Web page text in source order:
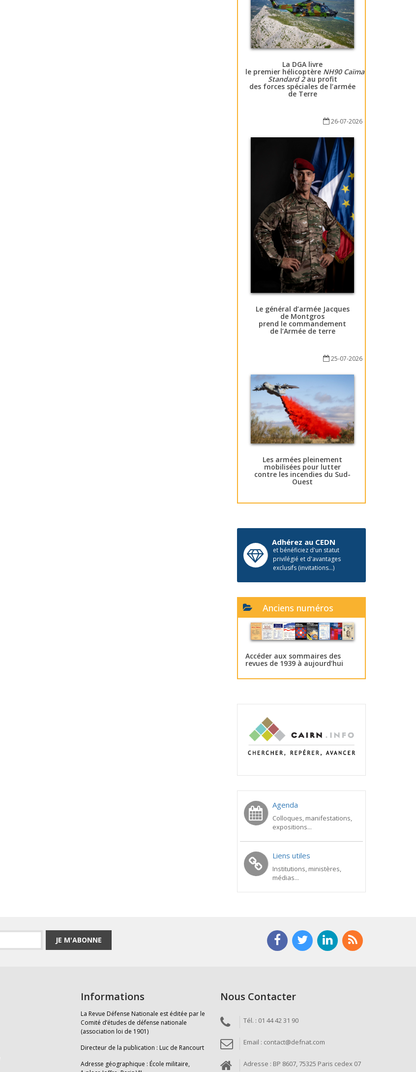
La DGA livre
le premier hélicoptère NH90 Caïman
Standard 2au profit
des forces spéciales de l’armée
de Terre
26-07-2026
Le général d’armée Jacques
de Montgros
prend le commandement
de l’Armée de terre
25-07-2026
Les armées pleinement
mobilisées pour lutter
contre les incendies du Sud-
Ouest
Adhérez au CEDN
et bénéficiez d'un statut
privilégié et d'avantages
exclusifs (invitations...)
Anciens numéros
Accéder aux sommaires des
revues de 1939 à aujourd’hui
Agenda
Colloques, manifestations,
expositions...
Liens utiles
Institutions, ministères,
médias...
JE M'ABONNE
Informations
La Revue Défense Nationale est éditée par le
Comité d’études de défense nationale
(association loi de 1901)
Directeur de la publication : Luc de Rancourt
Adresse géographique : École militaire,
Nous Contacter
Tél. : 01 44 42 31 90
Email : contact@defnat.com
Adresse : BP 8607, 75325 Paris cedex 07